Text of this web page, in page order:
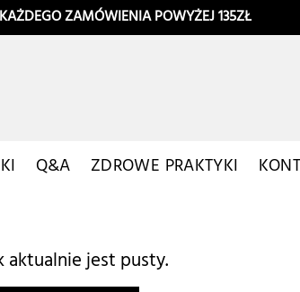
ZAMÓWIENIA POWYŻEJ 135ZŁ
Q&A ZDROWE PRAKTYKI
aktualnie jest pusty.